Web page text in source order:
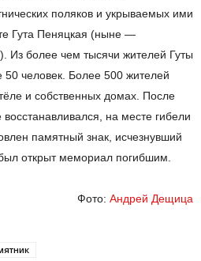
поляков и укрываемых ими
Гута Пеняцкая (ныне —
Из более чем тысячи жителей Гуты
50 человек. Более 500 жителей
и собственных домах. После
восстанавливался, на месте гибели
памятный знак, исчезнувший
открыт мемориал погибшим.
Фото: Андрей Дещица